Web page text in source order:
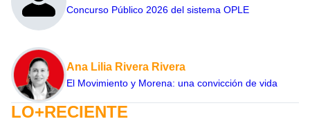
Concurso Público 2026 del sistema OPLE
Ana Lilia Rivera Rivera
El Movimiento y Morena: una convicción de vida
LO+RECIENTE